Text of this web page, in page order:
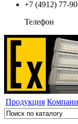
+7 (4912) 77-
Телефон
Продукция